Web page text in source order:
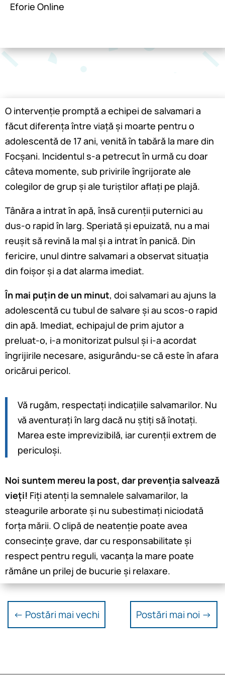
Eforie Online
O intervenție promptă a echipei de salvamari a
făcut diferența între viață și moarte pentru o
adolescentă de 17 ani, venită în tabără la mare din
Focșani. Incidentul s-a petrecut în urmă cu doar
câteva momente, sub privirile îngrijorate ale
colegilor de grup și ale turiștilor aflați pe plajă.
Tânăra a intrat în apă, însă curenții puternici au
dus-o rapid în larg. Speriată și epuizată, nu a mai
reușit să revină la mal și a intrat în panică. Din
fericire, unul dintre salvamari a observat situația
din foișor și a dat alarma imediat.
În mai puțin de un minut, doi salvamari au ajuns la
adolescentă cu tubul de salvare și au scos-o rapid
din apă. Imediat, echipajul de prim ajutor a
preluat-o, i-a monitorizat pulsul și i-a acordat
îngrijirile necesare, asigurându-se că este în afara
oricărui pericol.
Vă rugăm, respectați indicațiile salvamarilor. Nu
vă aventurați în larg dacă nu știți să înotați.
Marea este imprevizibilă, iar curenții extrem de
periculoși.
Noi suntem mereu la post, dar prevenția salvează
vieți! Fiți atenți la semnalele salvamarilor, la
steagurile arborate și nu subestimați niciodată
forța mării. O clipă de neatenție poate avea
consecințe grave, dar cu responsabilitate și
respect pentru reguli, vacanța la mare poate
rămâne un prilej de bucurie și relaxare.
← Postări mai vechi Postări mai noi →